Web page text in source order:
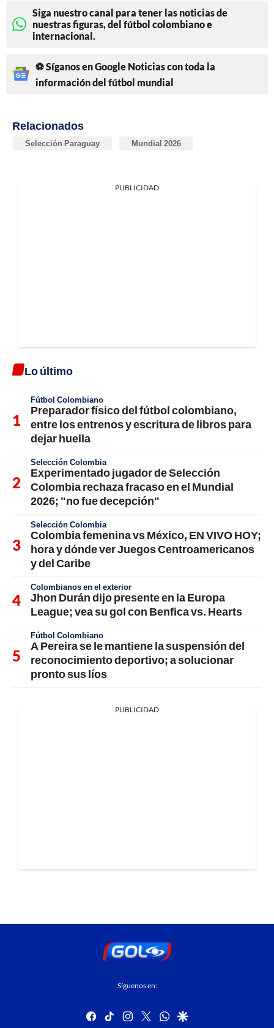
Siga nuestro canal para tener las noticias de
nuestras figuras, del fútbol colombiano e
internacional.
⚽ Síganos en Google Noticias con toda la
información del fútbol mundial
Relacionados
Selección Paraguay Mundial 2026
PUBLICIDAD
Lo último
Fútbol Colombiano
Preparador físico del fútbol colombiano,
entre los entrenos y escritura de libros para
dejar huella
Selección Colombia
Experimentado jugador de Selección
Colombia rechaza fracaso en el Mundial
2026; "no fue decepción"
Selección Colombia
Colombia femenina vs México, EN VIVO HOY;
hora y dónde ver Juegos Centroamericanos
y del Caribe
Colombianos en el exterior
Jhon Durán dijo presente en la Europa
League; vea su gol con Benfica vs. Hearts
Fútbol Colombiano
A Pereira se le mantiene la suspensión del
reconocimiento deportivo; a solucionar
pronto sus líos
PUBLICIDAD
Síguenos en:
facebook
tiktok instagram
twitterwhatsapp
google